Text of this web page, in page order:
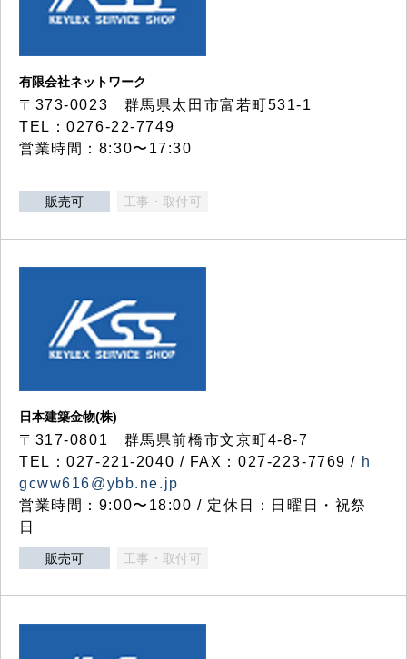
有限会社ネットワーク
〒373-0023 群馬県太田市富若町531-1
TEL：0276-22-7749
営業時間：8:30〜17:30
販売可 工事・取付可
日本建築金物(株)
〒317‐0801 群馬県前橋市文京町4-8-7
TEL：027-221-2040 / FAX：027-223-7769 / h
gcww616@ybb.ne.jp
営業時間：9:00〜18:00 / 定休日：日曜日・祝祭
日
販売可 工事・取付可